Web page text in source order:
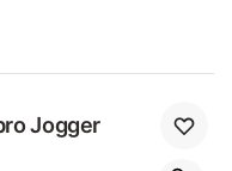
Jogger